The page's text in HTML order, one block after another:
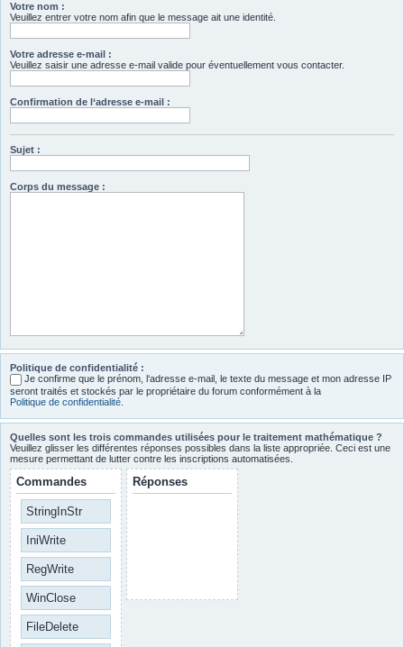
Votre nom :
Veuillez entrer votre nom afin que le message ait une identité.
Votre adresse e-mail :
Veuillez saisir une adresse e-mail valide pour éventuellement vous contacter.
Confirmation de l‘adresse e-mail :
Sujet :
Corps du message :
Politique de confidentialité :
Je confirme que le prénom, l‘adresse e-mail, le texte du message et mon adresse IP
seront traités et stockés par le propriétaire du forum conformément à la
Politique de confidentialité
Quelles sont les trois commandes utilisées pour le traitement mathématique ?
Veuillez glisser les différentes réponses possibles dans la liste appropriée. Ceci est une
mesure permettant de lutter contre les inscriptions automatisées.
Commandes
StringInStr
IniWrite
RegWrite
WinClose
FileDelete
Réponses